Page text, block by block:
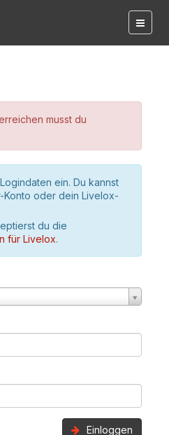
musst du
ein. Du kannst
oder dein Livelox-
du die
für Livelox.
Einloggen